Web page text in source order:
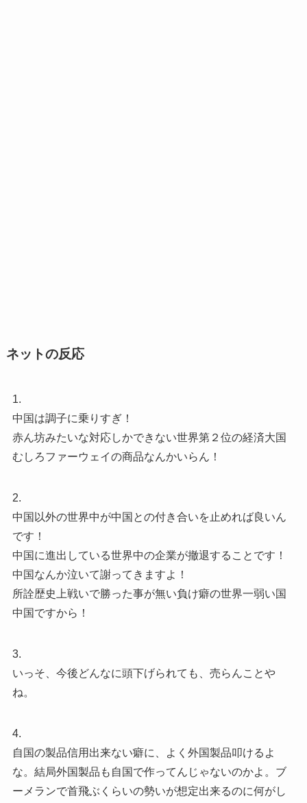
ネットの反応
1.
中国は調子に乗りすぎ！
赤ん坊みたいな対応しかできない世界第２位の経済大国
むしろファーウェイの商品なんかいらん！
2.
中国以外の世界中が中国との付き合いを止めれば良いん
です！
中国に進出している世界中の企業が撤退することです！
中国なんか泣いて謝ってきますよ！
所詮歴史上戦いで勝った事が無い負け癖の世界一弱い国
中国ですから！
3.
いっそ、今後どんなに頭下げられても、売らんことや
ね。
4.
自国の製品信用出来ない癖に、よく外国製品叩けるよ
な。結局外国製品も自国で作ってんじゃないのかよ。ブ
ーメランで首飛ぶくらいの勢いが想定出来るのに何がし